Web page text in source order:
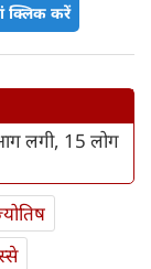
क्लिक करें
लगी, 15 लोग